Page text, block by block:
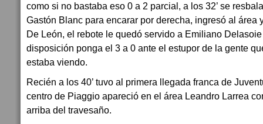
como si no bastaba eso 0 a 2 parcial, a los 32’ se
Gastón Blanc para encarar por derecha, ingresó al área
De León, el rebote le quedó servido a Emiliano
disposición ponga el 3 a 0 ante el estupor de la gente
estaba viendo.
Recién a los 40’ tuvo al primera llegada franca de
centro de Piaggio apareció en el área Leandro Larrea
arriba del travesaño.